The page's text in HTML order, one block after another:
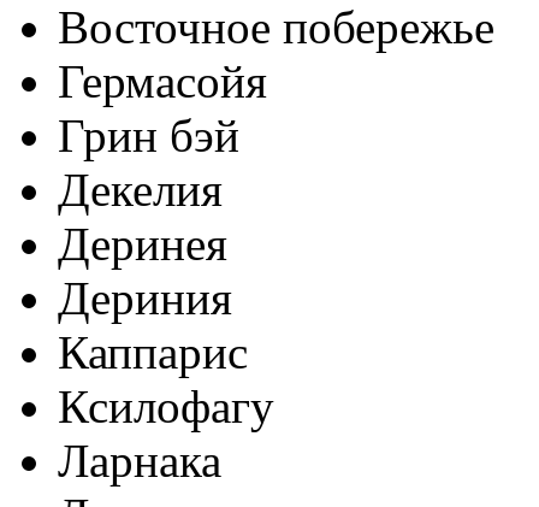
Восточное побережье
Гермасойя
Грин бэй
Декелия
Деринея
Дериния
Каппарис
Ксилофагу
Ларнака